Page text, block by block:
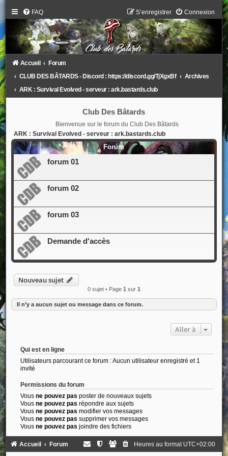
FAQ Connexion
S’enregistrer
Accueil
Forum
CLUB DES BÂTARDS - Discord : https://discord.gg/TjXgxBf
Archives
ARK : Survival Evolved - serveur : ark.bastards.club
Club Des Bâtards
Bienvenue sur le forum du Club Des Bâtards
ARK : Survival Evolved - serveur : ark.bastards.club
Forum
forum 01
forum 02
forum 03
Demande d'accès
Nouveau sujet
0 sujet • Page 1 sur 1
Il n’y a aucun sujet ou message dans ce forum.
Aller à
Qui est en ligne
Utilisateurs parcourant ce forum : Aucun utilisateur enregistré et 1
invité
Permissions du forum
Vous ne pouvez pas poster de nouveaux sujets
Vous ne pouvez pas répondre aux sujets
Vous ne pouvez pas modifier vos messages
Vous ne pouvez pas supprimer vos messages
Vous ne pouvez pas joindre des fichiers
Accueil Forum Heures au format UTC+02:00